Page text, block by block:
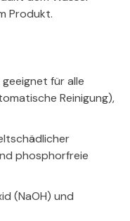
Produkt.
für alle
Reinigung),
phosphorfreie
(NaOH) und